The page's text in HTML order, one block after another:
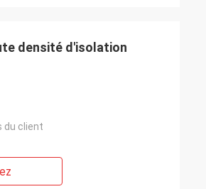
densité d'isolation
du client